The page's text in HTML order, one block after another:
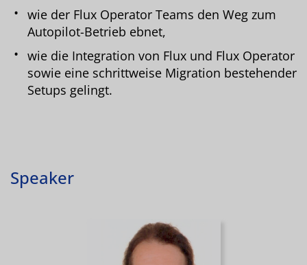
wie der Flux Operator Teams den Weg zum
Autopilot-Betrieb ebnet,
wie die Integration von Flux und Flux Operator
sowie eine schrittweise Migration bestehender
Setups gelingt.
Speaker